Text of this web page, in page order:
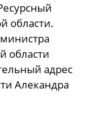
области.
области
адрес
Алекандра